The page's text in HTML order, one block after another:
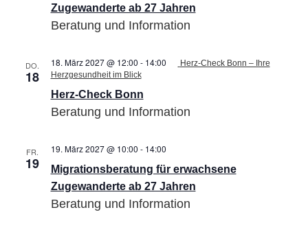
Zugewanderte ab 27 Jahren
ab
27
Beratung und Information
DO.
18
Herz-Check Bonn
18. März 2027 @ 12:00 - 14:00
Herz-Check Bonn – Ihre
Herzgesundheit im Blick
Beratung und Information
FR.
19
Migrationsberatung für erwachsene
Zugewanderte ab 27 Jahren
19. März 2027 @ 10:00 - 14:00
erwachsene
ab
27
Beratung und Information